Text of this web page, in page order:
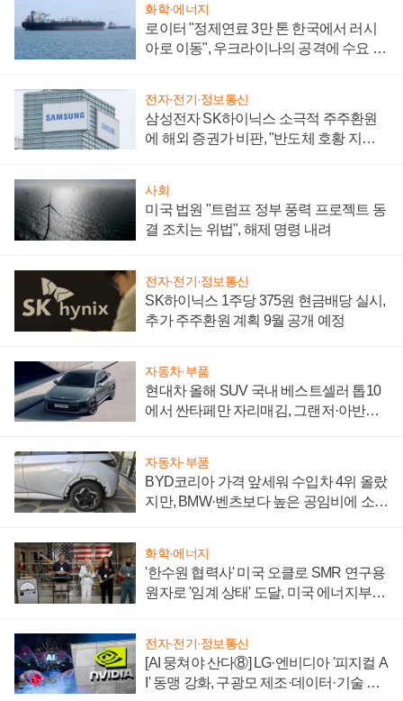
화학·에너지
로이터 "정제연료 3만 톤 한국에서 러시
아로 이동", 우크라이나의 공격에 수요 늘
전자·전기·정보통신
삼성전자 SK하이닉스 소극적 주주환원
에 해외 증권가 비판, "반도체 호황 지속
사회
미국 법원 "트럼프 정부 풍력 프로젝트 동
결 조치는 위법", 해제 명령 내려
전자·전기·정보통신
SK하이닉스 1주당 375원 현금배당 실시,
추가 주주환원 계획 9월 공개 예정
자동차·부품
현대차 올해 SUV 국내 베스트셀러 톱10
에서 싼타페만 자리매김, 그랜저·아반떼
자동차·부품
BYD코리아 가격 앞세워 수입차 4위 올랐
지만, BMW·벤츠보다 높은 공임비에 소비
화학·에너지
'한수원 협력사' 미국 오클로 SMR 연구용
원자로 '임계 상태' 도달, 미국 에너지부
전자·전기·정보통신
[AI 뭉쳐야 산다⑧] LG·엔비디아 '피지컬 A
I' 동맹 강화, 구광모 제조·데이터·기술 결